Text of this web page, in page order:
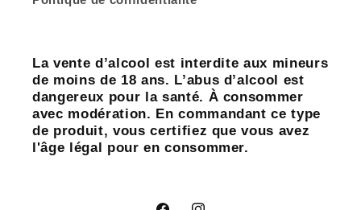
La vente d’alcool est interdite aux mineurs
de moins de 18 ans. L’abus d’alcool est
dangereux pour la santé. À consommer
avec modération. En commandant ce type
de produit, vous certifiez que vous avez
l'âge légal pour en consommer.